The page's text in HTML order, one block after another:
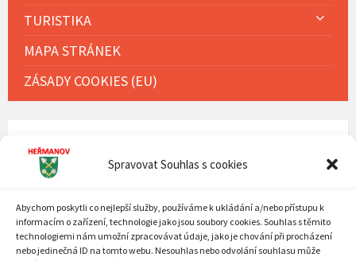
Spravovat Souhlas s cookies
Abychom poskytli co nejlepší služby, používáme k ukládání a/nebo přístupu k
informacím o zařízení, technologie jako jsou soubory cookies. Souhlas s těmito
technologiemi nám umožní zpracovávat údaje, jako je chování při procházení
nebo jedinečná ID na tomto webu. Nesouhlas nebo odvolání souhlasu může
TURISTIKA
MAPA STRÁNEK
ZÁSADY COOKIES (EU)
KALENDÁŘ AKCÍ
Previous
Next
MON TUE WED THU FRI SAT SUN
Skip
calendar
days
27 28 29 30 31 1
2
3
4 5 6 7 8